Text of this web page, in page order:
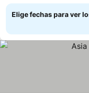
Elige fechas para ver